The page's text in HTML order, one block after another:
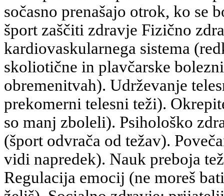
sočasno prenašajo otrok, ko se
šport zaščiti zdravje Fizično
kardiovaskularnega sistema
skoliotične in plavčarske
obremenitvah). Udrževanje
prekomerni telesni teži).
so manj zboleli). Psihološko
(šport odvrača od težav).
vidi napredek). Nauk preboja
Regulacija emocij (ne moreš